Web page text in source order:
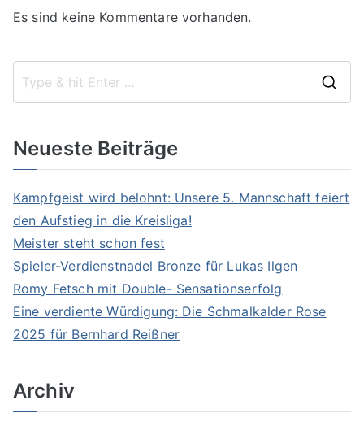
Es sind keine Kommentare vorhanden.
h
Neueste Beiträge
Kampfgeist wird belohnt: Unsere 5. Mannschaft feiert
den Aufstieg in die Kreisliga!
Meister steht schon fest
Spieler-Verdienstnadel Bronze für Lukas Ilgen
Romy Fetsch mit Double- Sensationserfolg
Eine verdiente Würdigung: Die Schmalkalder Rose
2025 für Bernhard Reißner
Archiv